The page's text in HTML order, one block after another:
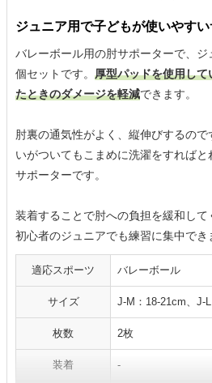
ジュニア用で子どもが使いやす
バレーボール用の肘サポーターで、
個セットです。 厚型パッドを使用し
たときのダメージを軽減できます。
肘裏の通気性がよく、縦伸びするの
いがついてもこまめに洗濯をすれば
サポーターです。
装着することで肘への負担を緩和し
初心者のジュニアでも練習に集中でき
適応スポーツ バレーボール
サイズ J-M：18-21cm、J-
枚数 2枚
装着 -